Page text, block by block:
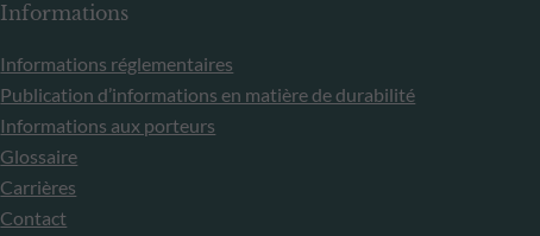
Informations
Informations réglementaires
Publication d’informations en matière de durabilité
Informations aux porteurs
Glossaire
Carrières
Contact